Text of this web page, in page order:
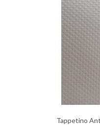
Tappetino